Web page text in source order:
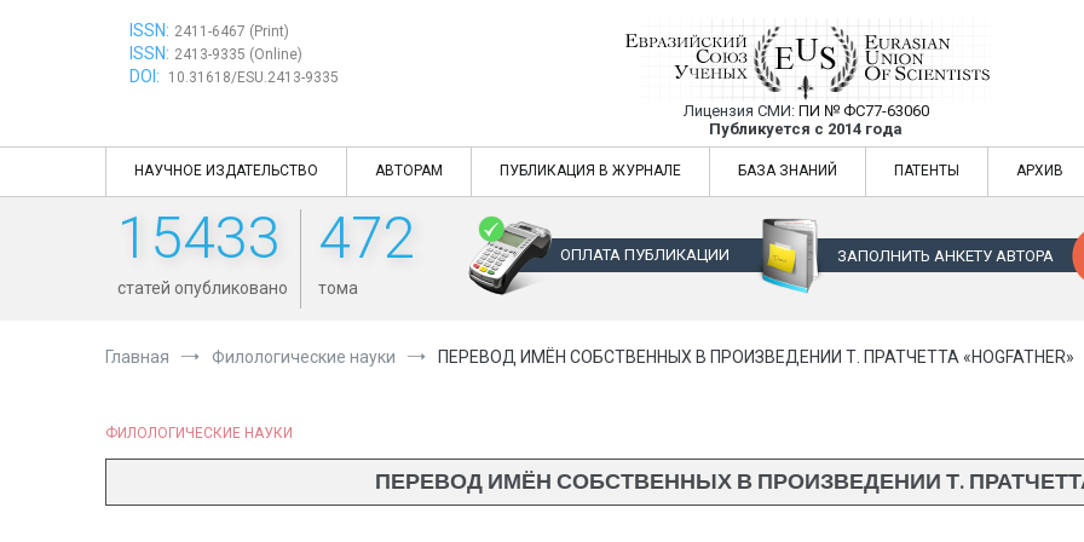
ISSN: 2411-6467 (Print)
ISSN: 2413-9335 (Online)
DOI: 10.31618/ESU.2413-9335
Евразийский Союз Ученых —
Лицензия СМИ: ПИ № ФС77-63060
Публикуется с 2014 года
Евразийский Союз Ученых — публикация научных статей в
НАУЧНОЕ ИЗДАТЕЛЬСТВО АВТОРАМ ПУБЛИКАЦИЯ В ЖУРНАЛЕ БАЗА ЗНАНИЙ ПАТЕНТЫ АРХИВ
15433
статей опубликовано
472
тома
ОПЛАТА ПУБЛИКАЦИИ ЗАПОЛНИТЬ АНКЕТУ АВТОРА
Главная Филологические науки ПЕРЕВОД ИМЁН СОБСТВЕННЫХ В ПРОИЗВЕДЕНИИ Т. ПРАТЧЕТТА «HOGFATHER»
ФИЛОЛОГИЧЕСКИЕ НАУКИ
ПЕРЕВОД ИМЁН СОБСТВЕННЫХ В ПРОИЗВЕДЕНИИ Т. ПРАТЧЕТТА